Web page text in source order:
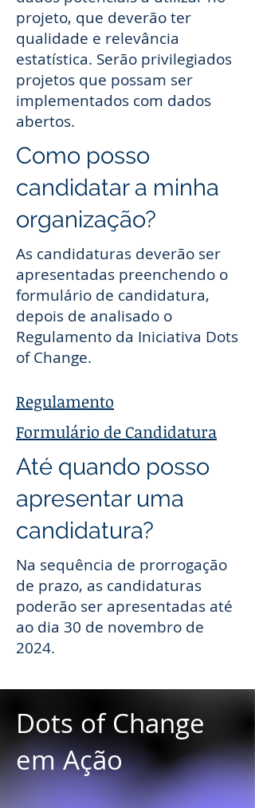
projeto, que deverão ter
qualidade e relevância
estatística. Serão privilegiados
projetos que possam ser
implementados com dados
abertos.
Como posso
candidatar a minha
organização?
As candidaturas deverão ser
apresentadas preenchendo o
formulário de candidatura,
depois de analisado o
Regulamento da Iniciativa Dots
of Change.
Regulamento
Formulário de Candidatura
Até quando posso
apresentar uma
candidatura?
Na sequência de prorrogação
de prazo, as candidaturas
poderão ser apresentadas até
ao dia 30 de novembro de
2024.
Dots of Change
em Ação